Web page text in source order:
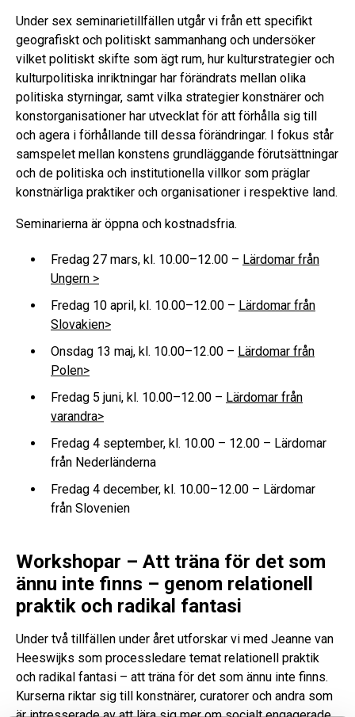
Under sex seminarietillfällen utgår vi från ett specifikt
geografiskt och politiskt sammanhang och undersöker
vilket politiskt skifte som ägt rum, hur kulturstrategier och
kulturpolitiska inriktningar har förändrats mellan olika
politiska styrningar, samt vilka strategier konstnärer och
konstorganisationer har utvecklat för att förhålla sig till
och agera i förhållande till dessa förändringar. I fokus står
samspelet mellan konstens grundläggande förutsättningar
och de politiska och institutionella villkor som präglar
konstnärliga praktiker och organisationer i respektive land.
Seminarierna är öppna och kostnadsfria.
Fredag 27 mars, kl. 10.00–12.00 – Lärdomar från
Ungern >
Fredag 10 april, kl. 10.00–12.00 – Lärdomar från
Slovakien>
Onsdag 13 maj, kl. 10.00–12.00 – Lärdomar från
Polen>
Fredag 5 juni, kl. 10.00–12.00 – Lärdomar från
varandra>
Fredag 4 september, kl. 10.00 – 12.00 – Lärdomar
från Nederländerna
Fredag 4 december, kl. 10.00–12.00 – Lärdomar
från Slovenien
Workshopar – Att träna för det som
ännu inte finns – genom relationell
praktik och radikal fantasi
Under två tillfällen under året utforskar vi med Jeanne van
Heeswijks som processledare temat relationell praktik
och radikal fantasi – att träna för det som ännu inte finns.
Kurserna riktar sig till konstnärer, curatorer och andra som